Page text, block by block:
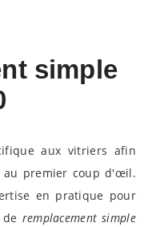
simple
aux vitriers afin
au premier coup d'œil.
en pratique pour
remplacement simple